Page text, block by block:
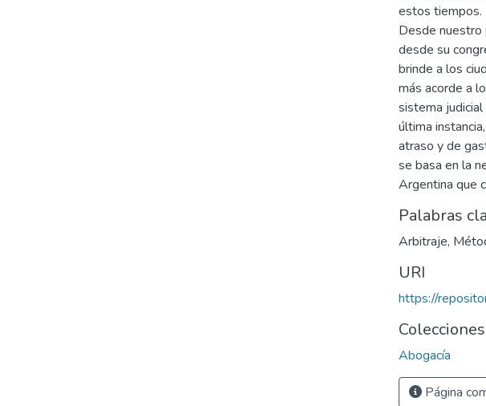
estos tiempos.
Desde
desde su
brinde a los
más acorde a
sistema
última
atraso y de
se basa en la
Argentina que
Palabras
Arbitraje,
URI
https://
Colecciones
Abogacía
Página